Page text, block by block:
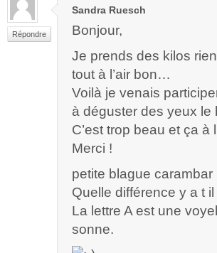
Répondre
Sandra Ruesch
Bonjour,
Je prends des kilos
tout à l’air bon…
Voilà je venais
à déguster des yeux
C’est trop beau et ça à
Merci !
petite blague carambar
Quelle différence y a t
La lettre A est une
sonne.